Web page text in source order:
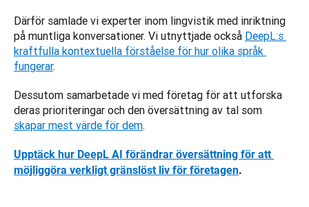
Därför samlade vi experter inom lingvistik med inriktning
på muntliga konversationer. Vi utnyttjade också DeepL:s
kraftfulla kontextuella förståelse för hur olika språk
fungerar.
Dessutom samarbetade vi med företag för att utforska
skapar mest värde för dem.
Upptäck hur DeepL AI förändrar översättning för att
möjliggöra verkligt gränslöst liv för företagen.